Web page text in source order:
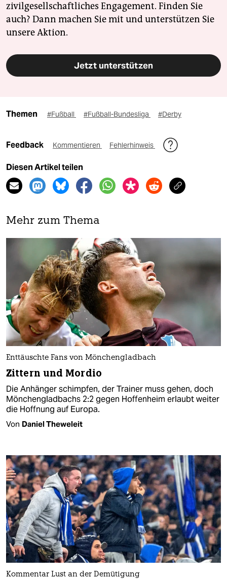
zivilgesellschaftliches Engagement. Finden Sie
auch? Dann machen Sie mit und unterstützen Sie
unsere Aktion.
Jetzt unterstützen
Themen #Fußball #Fußball-Bundesliga #Derby
Feedback Kommentieren Fehlerhinweis
Diesen Artikel teilen
Mehr zum Thema
Enttäuschte Fans von Mönchengladbach
Zittern und Mordio
Die Anhänger schimpfen, der Trainer muss gehen, doch
Mönchengladbachs 2:2 gegen Hoffenheim erlaubt weiter
die Hoffnung auf Europa.
Von Daniel Theweleit
Kommentar Lust an der Demütigung